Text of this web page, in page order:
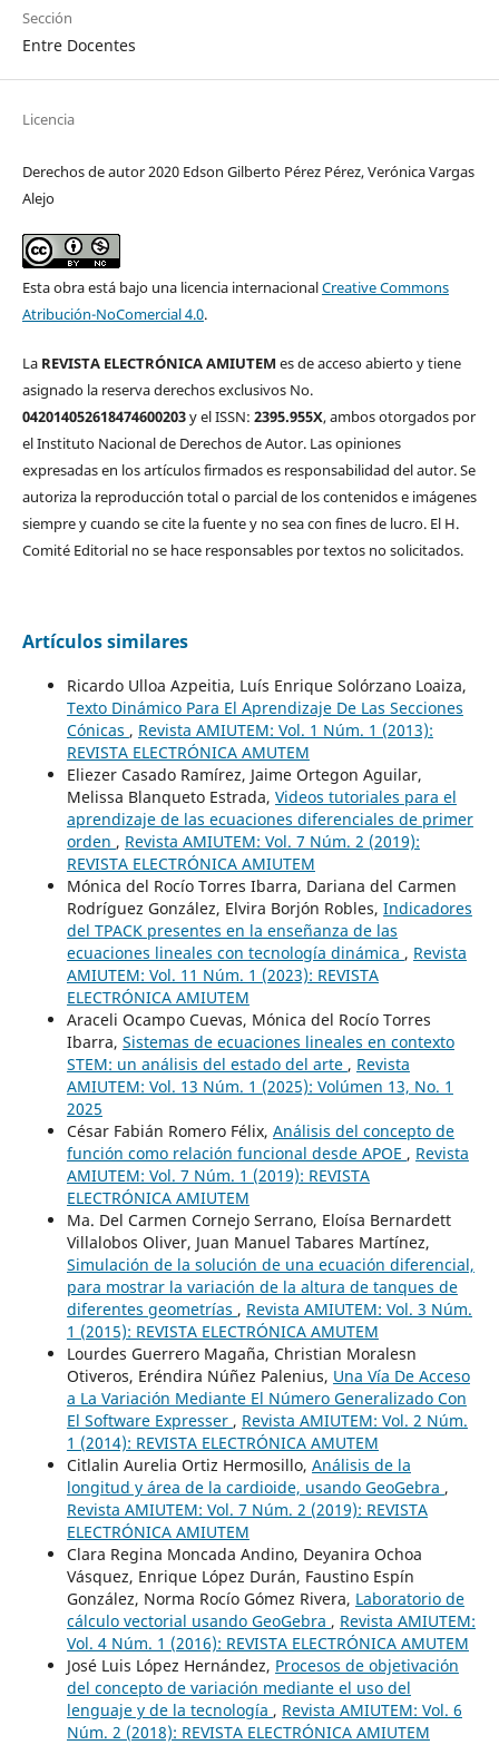
Sección
Entre Docentes
Licencia
Derechos de autor 2020 Edson Gilberto Pérez Pérez, Verónica Vargas
Alejo
Esta obra está bajo una licencia internacionalCreative Commons
Atribución-NoComercial 4.0.
La REVISTA ELECTRÓNICA AMIUTEM es de acceso abierto y tiene
asignado la reserva derechos exclusivos No.
042014052618474600203y el ISSN: 2395.955X, ambos otorgados por
el Instituto Nacional de Derechos de Autor. Las opiniones
expresadas en los artículos firmados es responsabilidad del autor. Se
autoriza la reproducción total o parcial de los contenidos e imágenes
siempre y cuando se cite la fuente y no sea con fines de lucro. El H.
Comité Editorial no se hace responsables por textos no solicitados.
Artículos similares
Ricardo Ulloa Azpeitia, Luís Enrique Solórzano Loaiza,
Texto Dinámico Para El Aprendizaje De Las Secciones
Cónicas , Revista AMIUTEM: Vol. 1 Núm. 1 (2013):
REVISTA ELECTRÓNICA AMUTEM
Eliezer Casado Ramírez, Jaime Ortegon Aguilar,
Melissa Blanqueto Estrada, Videos tutoriales para el
aprendizaje de las ecuaciones diferenciales de primer
orden , Revista AMIUTEM: Vol. 7 Núm. 2 (2019):
REVISTA ELECTRÓNICA AMIUTEM
Mónica del Rocío Torres Ibarra, Dariana del Carmen
Rodríguez González, Elvira Borjón Robles, Indicadores
del TPACK presentes en la enseñanza de las
ecuaciones lineales con tecnología dinámica , Revista
AMIUTEM: Vol. 11 Núm. 1 (2023): REVISTA
ELECTRÓNICA AMIUTEM
Araceli Ocampo Cuevas, Mónica del Rocío Torres
Ibarra, Sistemas de ecuaciones lineales en contexto
STEM: un análisis del estado del arte , Revista
AMIUTEM: Vol. 13 Núm. 1 (2025): Volúmen 13, No. 1
2025
César Fabián Romero Félix, Análisis del concepto de
función como relación funcional desde APOE , Revista
AMIUTEM: Vol. 7 Núm. 1 (2019): REVISTA
ELECTRÓNICA AMIUTEM
Ma. Del Carmen Cornejo Serrano, Eloísa Bernardett
Villalobos Oliver, Juan Manuel Tabares Martínez,
Simulación de la solución de una ecuación diferencial,
para mostrar la variación de la altura de tanques de
diferentes geometrías , Revista AMIUTEM: Vol. 3 Núm.
1 (2015): REVISTA ELECTRÓNICA AMUTEM
Lourdes Guerrero Magaña, Christian Moralesn
Otiveros, Eréndira Núñez Palenius, Una Vía De Acceso
a La Variación Mediante El Número Generalizado Con
El Software Expresser , Revista AMIUTEM: Vol. 2 Núm.
1 (2014): REVISTA ELECTRÓNICA AMUTEM
Citlalin Aurelia Ortiz Hermosillo, Análisis de la
longitud y área de la cardioide, usando GeoGebra ,
Revista AMIUTEM: Vol. 7 Núm. 2 (2019): REVISTA
ELECTRÓNICA AMIUTEM
Clara Regina Moncada Andino, Deyanira Ochoa
Vásquez, Enrique López Durán, Faustino Espín
González, Norma Rocío Gómez Rivera, Laboratorio de
cálculo vectorial usando GeoGebra , Revista AMIUTEM:
Vol. 4 Núm. 1 (2016): REVISTA ELECTRÓNICA AMUTEM
José Luis López Hernández, Procesos de objetivación
del concepto de variación mediante el uso del
lenguaje y de la tecnología , Revista AMIUTEM: Vol. 6
Núm. 2 (2018): REVISTA ELECTRÓNICA AMIUTEM